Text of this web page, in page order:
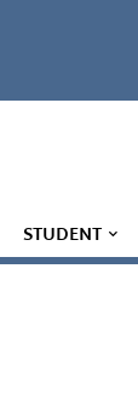
STUDENT